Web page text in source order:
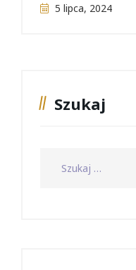
5 lipca, 2024
Szukaj